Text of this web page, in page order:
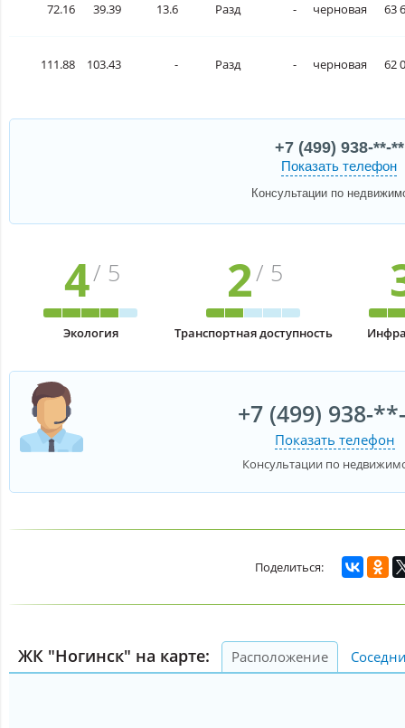
72.16 39.39 13.6 Разд - черновая 63
111.88 103.43 - Разд - черновая 62
+7 (499) 938-**-**
Показать телефон
Консультации по
4/ 5
Экология
2/ 5
Транспортная доступность
+7 (499) 938-
Показать телефон
Консультации по
ЖК "Ногинск" на карте: Расположение